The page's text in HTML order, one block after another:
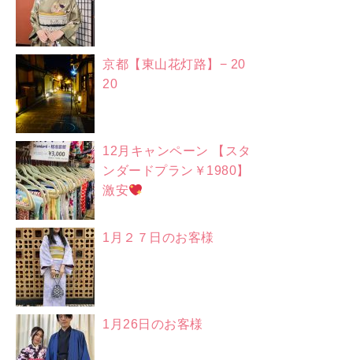
京都【東山花灯路】− 20
20
12月キャンペーン 【スタ
ンダードプラン￥1980】
激安
1月２７日のお客様
1月26日のお客様